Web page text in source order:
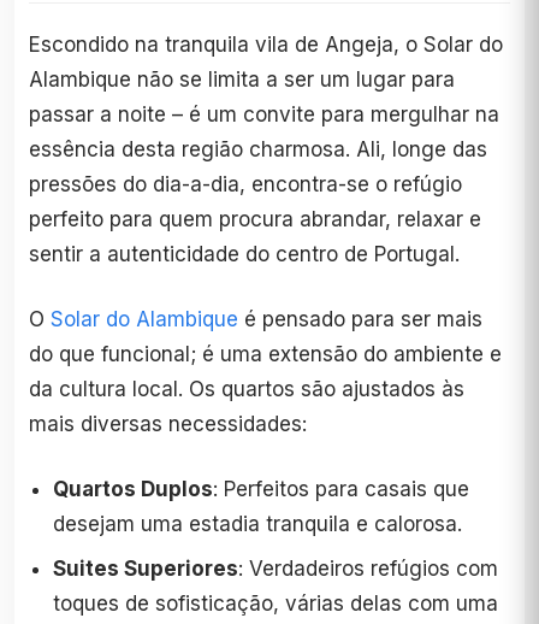
Escondido na tranquila vila de Angeja, o Solar do
Alambique não se limita a ser um lugar para
passar a noite – é um convite para mergulhar na
essência desta região charmosa. Ali, longe das
pressões do dia-a-dia, encontra-se o refúgio
perfeito para quem procura abrandar, relaxar e
sentir a autenticidade do centro de Portugal.
O Solar do Alambique é pensado para ser mais
do que funcional; é uma extensão do ambiente e
da cultura local. Os quartos são ajustados às
mais diversas necessidades:
Quartos Duplos: Perfeitos para casais que
desejam uma estadia tranquila e calorosa.
Suites Superiores: Verdadeiros refúgios com
toques de sofisticação, várias delas com uma